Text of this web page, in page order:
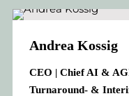
Andrea Kossig
CEO | Chief AI &
Turnaround- &